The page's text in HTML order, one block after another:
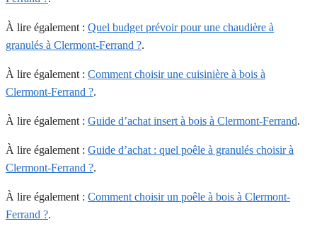
À lire également : Quel budget prévoir pour une chaudière à
granulés à Clermont-Ferrand ?.
À lire également : Comment choisir une cuisinière à bois à
Clermont-Ferrand ?.
À lire également : Guide d’achat insert à bois à Clermont-Ferrand.
À lire également : Guide d’achat : quel poêle à granulés choisir à
Clermont-Ferrand ?.
À lire également : Comment choisir un poêle à bois à Clermont-
Ferrand ?.